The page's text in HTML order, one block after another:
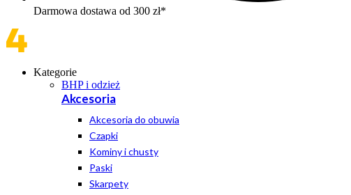
Darmowa dostawa od 300 zł*
Kategorie
BHP i odzież
Akcesoria
Akcesoria do obuwia
Czapki
Kominy i chusty
Paski
Skarpety